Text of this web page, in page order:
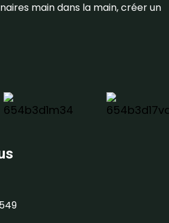
main dans la main, créer un